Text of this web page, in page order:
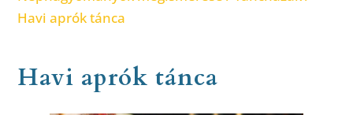
Havi aprók tánca
Havi aprók tánca